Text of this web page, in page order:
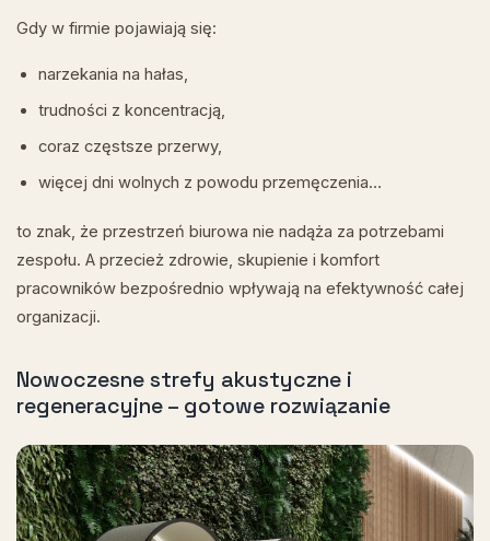
Gdy w firmie pojawiają się:
narzekania na hałas,
trudności z koncentracją,
coraz częstsze przerwy,
więcej dni wolnych z powodu przemęczenia…
to znak, że przestrzeń biurowa nie nadąża za potrzebami
zespołu. A przecież zdrowie, skupienie i komfort
pracowników bezpośrednio wpływają na efektywność całej
organizacji.
Nowoczesne strefy akustyczne i
regeneracyjne – gotowe rozwiązanie